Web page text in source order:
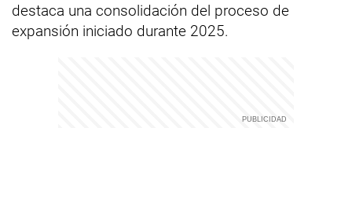
destaca una consolidación del proceso de
expansión iniciado durante 2025.